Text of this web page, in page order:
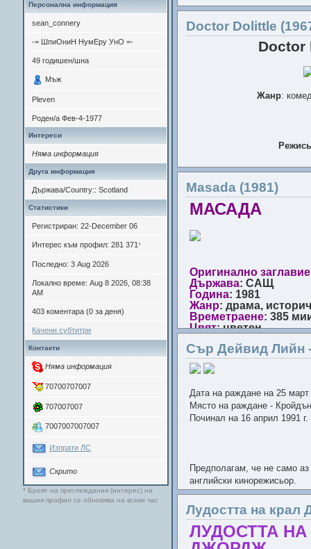
Персонална информация
sean_connery
-= ШпиОниН НумЕру УнО =-
49 годишен/шна
Мъж
Pleven
Роден/аФев-4-1977
Интереси
Няма информация
Друга информация
Държава/Country:: Scotland
Статистики
Регистриран: 22-December 06
Интерес към профил: 281 371*
Последно: 3 Aug 2026
Локално време: Aug 8 2026, 08:38
AM
403 коментара (0 за деня)
Качени субтитри
Контакти
Няма информация
70700707007
707007007
7007007007007
Изпрати ЛС
Скрито
* Броят на преглеждания (интерес) на
вашия профил се обновява на всеки час
Актьори: Ирен Дън, Рекс
Сондергард, Михаил
: През 1862 г.,
Отношенията й със
близък довереник и дори
По истинската история на
Mаргарет Ландън от 1944
мюзикъл.
NTSC
Субтитри
Преводач: t_lozeva
Doctor Dolittle
Doctor
Жанр:
Актьори: сър Рекс
Атънбъро, Питър Бул,
роман "Д-р Дулитъл" на
Разказът за Добрият
към животните, която би
радост. И това далеч не
идеализъм, позитивизъм
Приятно
Издание
Masada (1981)
МАСАДА
Оригинално
Държава: САЩ
Година: 1981
Жанр: драма,
Времетраене: 385
Цвят: цветен
Превод:Екатерина
Субтитри,
Веселин Каменов,
Благодарности и на
записите на филма.
Питър
Пол Смит, Дейвид
Уайсман и други
Режисьор: Борис
Продуцент:Джордж
Сценарий:Джоел
По романа на
Сър Дейвид Лийн
Дата на раждане на 25 март
Място на раждане -
Починал на 16 април 1991
Предполагам, че не само
английски кинорежисьор.
Независимо че от 20
на една част от критиката,
за открито
прецизност, вкл. и сред
го два пъти за движеща се
Лудостта на крал
ЛУДОСТТА НА